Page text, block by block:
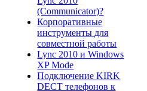
(Communicator)?
Корпоративные
инструменты для
совместной работы
Lync 2010 и Windows
XP Mode
Подключение KIRK
DECT телефонов к